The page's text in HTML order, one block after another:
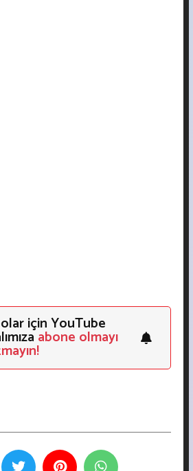
için YouTube
abone olmayı